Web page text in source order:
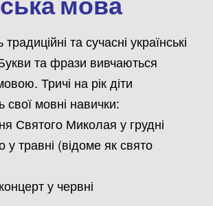
та сучасні українські
Букви та фрази вивчаються
Тричі на рік діти
мовні навички:
Святого Миколая у грудні
у травні (відоме як свято
у червні